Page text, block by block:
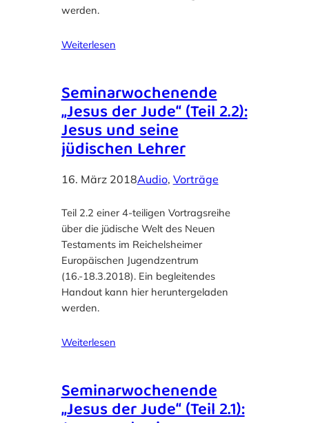
werden.
Weiterlesen
Seminarwochenende
„Jesus der Jude“ (Teil 2.2):
Jesus und seine
jüdischen Lehrer
16. März 2018Audio, Vorträge
Teil 2.2 einer 4-teiligen Vortragsreihe
über die jüdische Welt des Neuen
Testaments im Reichelsheimer
Europäischen Jugendzentrum
(16.-18.3.2018). Ein begleitendes
Handout kann hier heruntergeladen
werden.
Weiterlesen
Seminarwochenende
„Jesus der Jude“ (Teil 2.1):